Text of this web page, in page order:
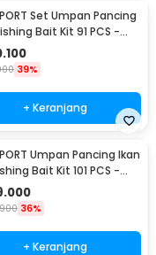
Set Umpan Pancing
Bait Kit 91 PCS -
F
39%
+ Keranjang
Umpan Pancing Ikan
Bait Kit 101 PCS -
H
36%
+ Keranjang